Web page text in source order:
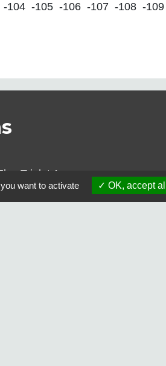
-104 -105 -106 -107 -108 -109
Triolet Aragon
Tourisme
"Les yeux d'Elsa"
want to activate OK, accept all